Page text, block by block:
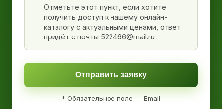
Отметьте этот пункт, если хотите
получить доступ к нашему онлайн-
каталогу с актуальными ценами, ответ
придёт с почты 522466@mail.ru
Отправить заявку
* Обязательное поле — Email